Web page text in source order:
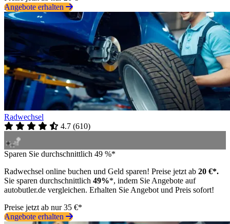
Angebote erhalten
Radwechsel
4.7 (610)
Sparen Sie durchschnittlich 49 %*
Radwechsel online buchen und Geld sparen! Preise jetzt ab 20 €*.
Sie sparen durchschnittlich 49%*, indem Sie Angebote auf
autobutler.de vergleichen. Erhalten Sie Angebot und Preis sofort!
Preise jetzt ab nur 35 €*
Angebote erhalten